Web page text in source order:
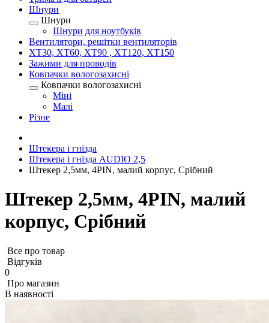
Шнури
Шнури
Шнури для ноутбуків
Вентилятори, решітки вентиляторів
XT30, XT60, XT90 , XT120, XT150
Зажими для проводів
Ковпачки вологозахисні
Ковпачки вологозахисні
Міні
Малі
Різне
Штекера і гнізда
Штекера і гнізда AUDIO 2,5
Штекер 2,5мм, 4PIN, малий корпус, Срібний
Штекер 2,5мм, 4PIN, малий
корпус, Срібний
Все про товар
Відгуків
0
Про магазин
В наявності